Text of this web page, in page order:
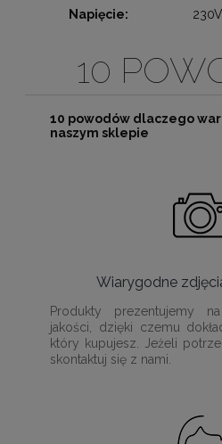
Napięcie: 230V –
10
10 powodów dlaczego
naszym sklepie
Wiarygodne
Produkty prezentujemy
jakości, dzięki czemu
który kupujesz. Jeżeli
skontaktuj się z nami.